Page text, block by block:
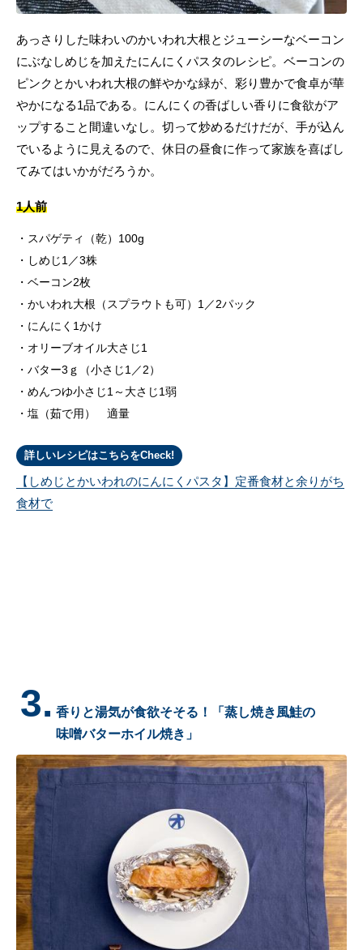
あっさりした味わいのかいわれ大根とジューシーなベーコン
にぶなしめじを加えたにんにくパスタのレシピ。ベーコンの
ピンクとかいわれ大根の鮮やかな緑が、彩り豊かで食卓が華
やかになる1品である。にんにくの香ばしい香りに食欲がア
ップすること間違いなし。切って炒めるだけだが、手が込ん
でいるように見えるので、休日の昼食に作って家族を喜ばし
てみてはいかがだろうか。
1人前
スパゲティ（乾）100g
しめじ1／3株
ベーコン2枚
かいわれ大根（スプラウトも可）1／2パック
にんにく1かけ
オリーブオイル大さじ1
バター3ｇ（小さじ1／2）
めんつゆ小さじ1～大さじ1弱
塩（茹で用） 適量
詳しいレシピはこちらをCheck!
【しめじとかいわれのにんにくパスタ】定番食材と余りがち
食材で
3. 香りと湯気が食欲そそる！「蒸し焼き風鮭の
味噌バターホイル焼き」